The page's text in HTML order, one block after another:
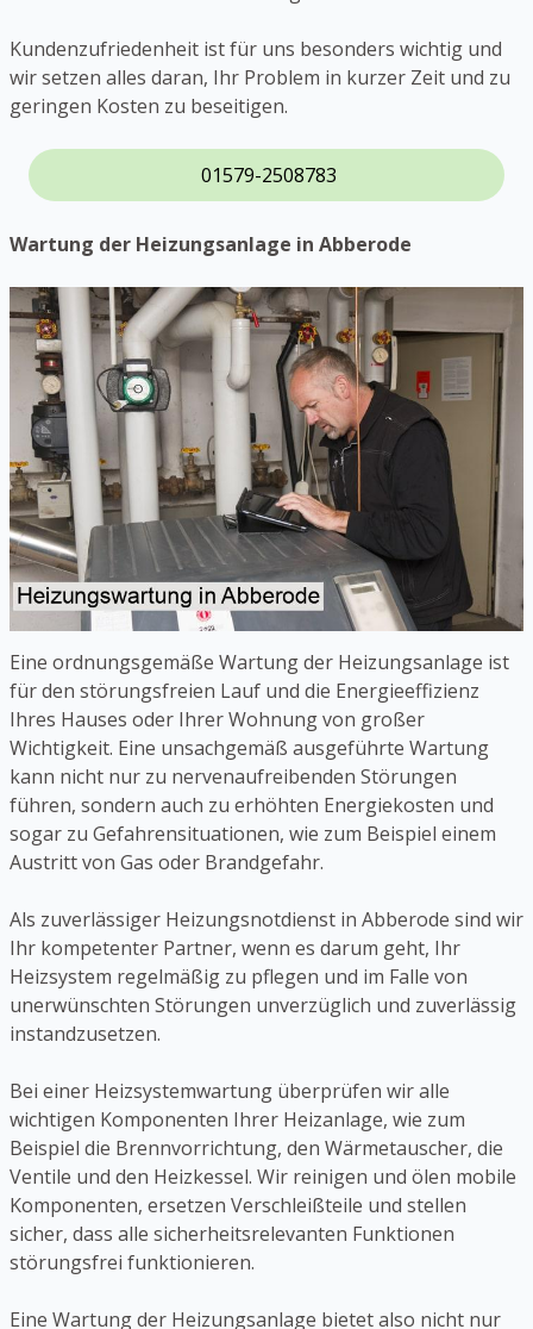
Kundenzufriedenheit ist für uns besonders wichtig und
wir setzen alles daran, Ihr Problem in kurzer Zeit und zu
geringen Kosten zu beseitigen.
01579-2508783
Wartung der Heizungsanlage in Abberode
Eine ordnungsgemäße Wartung der Heizungsanlage ist
für den störungsfreien Lauf und die Energieeffizienz
Ihres Hauses oder Ihrer Wohnung von großer
Wichtigkeit. Eine unsachgemäß ausgeführte Wartung
kann nicht nur zu nervenaufreibenden Störungen
führen, sondern auch zu erhöhten Energiekosten und
sogar zu Gefahrensituationen, wie zum Beispiel einem
Austritt von Gas oder Brandgefahr.
Als zuverlässiger Heizungsnotdienst in Abberode sind wir
Ihr kompetenter Partner, wenn es darum geht, Ihr
Heizsystem regelmäßig zu pflegen und im Falle von
unerwünschten Störungen unverzüglich und zuverlässig
instandzusetzen.
Bei einer Heizsystemwartung überprüfen wir alle
wichtigen Komponenten Ihrer Heizanlage, wie zum
Beispiel die Brennvorrichtung, den Wärmetauscher, die
Ventile und den Heizkessel. Wir reinigen und ölen mobile
Komponenten, ersetzen Verschleißteile und stellen
sicher, dass alle sicherheitsrelevanten Funktionen
störungsfrei funktionieren.
Eine Wartung der Heizungsanlage bietet also nicht nur